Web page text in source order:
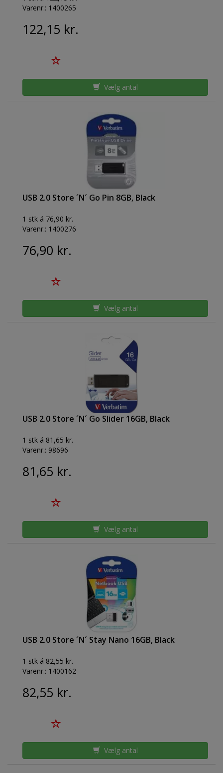
Varenr.: 1400265
122,15 kr.
Vælg antal
USB 2.0 Store ´N´ Go Pin 8GB, Black
1 stk á 76,90 kr.
Varenr.: 1400276
76,90 kr.
Vælg antal
USB 2.0 Store ´N´ Go Slider 16GB, Black
1 stk á 81,65 kr.
Varenr.: 98696
81,65 kr.
Vælg antal
USB 2.0 Store ´N´ Stay Nano 16GB, Black
1 stk á 82,55 kr.
Varenr.: 1400162
82,55 kr.
Vælg antal